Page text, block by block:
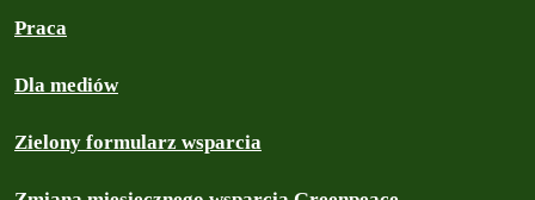
Praca
Dla mediów
Zielony formularz wsparcia